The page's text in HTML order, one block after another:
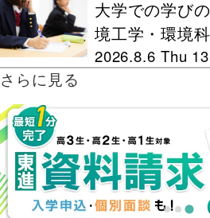
大学での学び
境工学・環境
2026.8.6 Thu
さらに見る